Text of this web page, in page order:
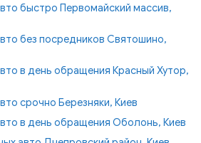
быстро Первомайский массив,
без посредников Святошино,
в день обращения Красный Хутор,
срочно Березняки, Киев
в день обращения Оболонь, Киев